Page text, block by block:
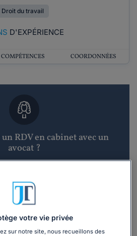
Droit du travail
D'EXPÉRIENCE
COMPÉTENCES COORDONNÉES
RDV en cabinet avec un
avocat ?
des devis d'avocats
3 devis en 48h
votre vie privée
sur notre site, nous recueillons des